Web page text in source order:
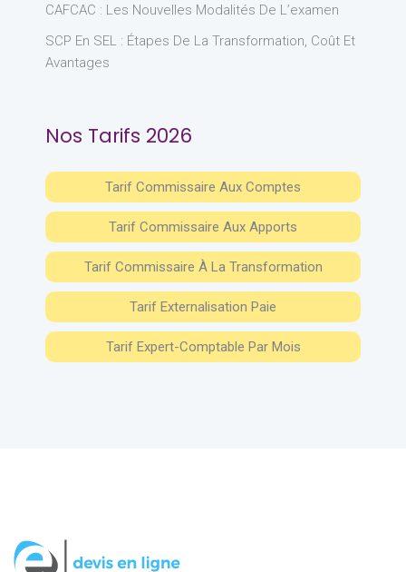
CAFCAC : Les Nouvelles Modalités De L’examen
SCP En SEL : Étapes De La Transformation, Coût Et
Avantages
Nos Tarifs 2026
Tarif Commissaire Aux Comptes
Tarif Commissaire Aux Apports
Tarif Commissaire À La Transformation
Tarif Externalisation Paie
Tarif Expert-Comptable Par Mois